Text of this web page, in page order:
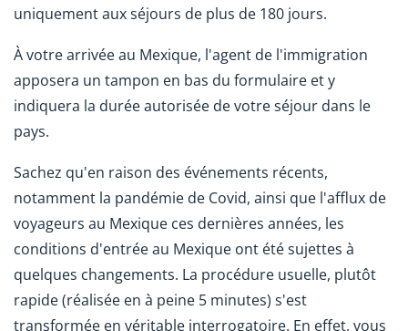
uniquement aux séjours de plus de 180 jours.
À votre arrivée au Mexique, l'agent de l'immigration
apposera un tampon en bas du formulaire et y
indiquera la durée autorisée de votre séjour dans le
pays.
Sachez qu'en raison des événements récents,
notamment la pandémie de Covid, ainsi que l'afflux de
voyageurs au Mexique ces dernières années, les
conditions d'entrée au Mexique ont été sujettes à
quelques changements. La procédure usuelle, plutôt
rapide (réalisée en à peine 5 minutes) s'est
transformée en véritable interrogatoire. En effet, vous